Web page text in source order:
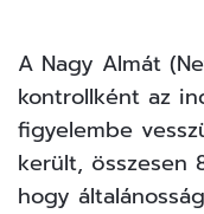
A Nagy Almát
kontrollként az
figyelembe
került, összesen
hogy